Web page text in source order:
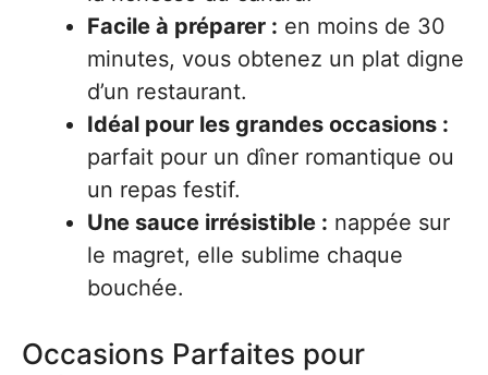
Facile à préparer : en moins de 30
minutes, vous obtenez un plat digne
d’un restaurant.
Idéal pour les grandes occasions :
parfait pour un dîner romantique ou
un repas festif.
Une sauce irrésistible : nappée sur
le magret, elle sublime chaque
bouchée.
Occasions Parfaites pour